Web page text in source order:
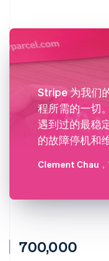
700,000
Stripe 为我们
程所需的一切
遇到过的最稳
的故障停机和
Clement Chau